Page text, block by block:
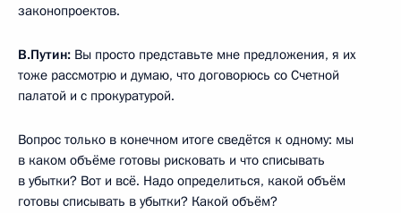
законопроектов.
В.Путин: Вы просто представьте мне предложения, я их
тоже рассмотрю и думаю, что договорюсь со Счетной
палатой и с прокуратурой.
Вопрос только в конечном итоге сведётся к одному: мы
в каком объёме готовы рисковать и что списывать
в убытки? Вот и всё. Надо определиться, какой объём
готовы списывать в убытки? Какой объём?